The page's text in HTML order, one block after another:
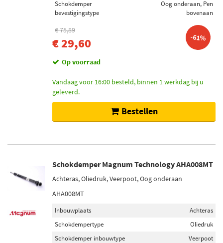
Schokdemper
bevestigingstype
Oog onderaan, Pen
bovenaan
€ 75,89
€ 29,60 -61%
Op voorraad
Vandaag voor 16:00 besteld, binnen 1 werkdag bij u
geleverd.
Bestellen
Schokdemper Magnum Technology AHA008MT
Achteras, Oliedruk, Veerpoot, Oog onderaan
AHA008MT
Inbouwplaats
Achteras
Schokdempertype
Oliedruk
Schokdemper inbouwtype
Veerpoot